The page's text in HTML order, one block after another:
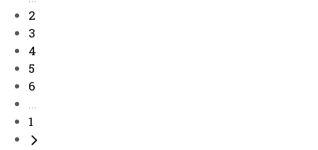
2
3
4
5
6
...
1